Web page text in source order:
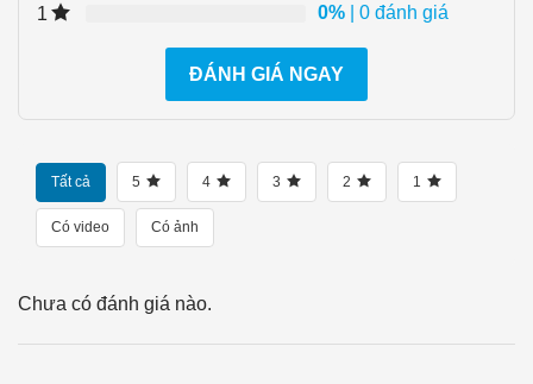
1
0% | 0 đánh giá
ĐÁNH GIÁ NGAY
Tất cả 5 4 3 2 1
Có video Có ảnh
Chưa có đánh giá nào.